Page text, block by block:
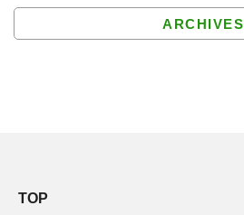
ARCHIVES
TOP